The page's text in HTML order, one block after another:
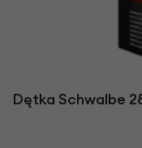
Dętka Schwalbe